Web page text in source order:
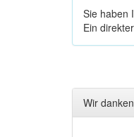
Sie haben
Ein
Wir